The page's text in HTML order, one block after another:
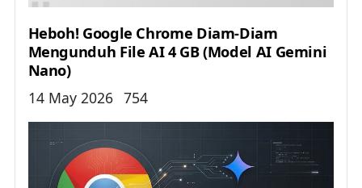
Heboh! Google Chrome Diam-Diam
Mengunduh File AI 4 GB (Model AI Gemini
Nano)
Details
14 May 2026 754